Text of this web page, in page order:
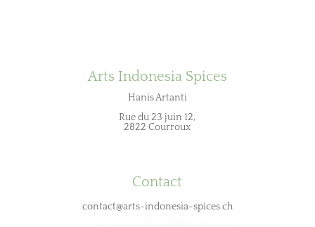
Arts Indonesia Spices
Hanis Artanti
Rue du 23 juin 12,
2822 Courroux
Contact
contact@arts-indonesia-spices.ch